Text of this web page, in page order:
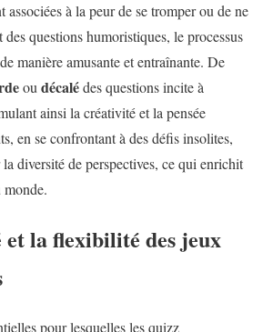
associées à la peur de se tromper ou de ne
questions humoristiques, le processus
manière amusante et entraînante. De
ou décalédes questions incite à
ainsi la créativité et la pensée
en se confrontant à des défis insolites,
diversité de perspectives, ce qui enrichit
et la flexibilité des jeux
pour lesquelles les quizz